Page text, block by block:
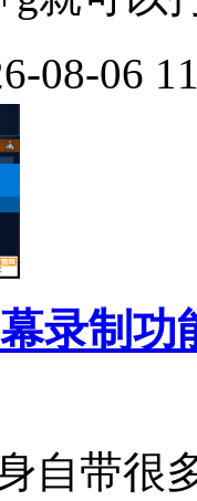
08-06
录制功
自带很